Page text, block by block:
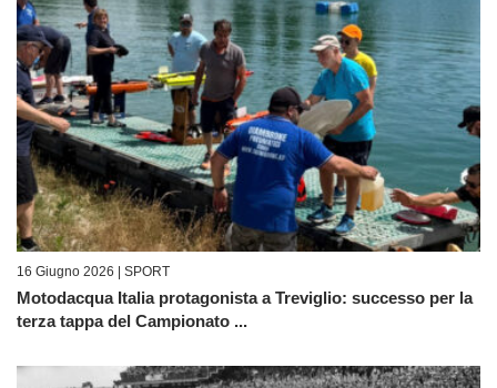
16 Giugno 2026 | SPORT
Motodacqua Italia protagonista a Treviglio: successo per la
terza tappa del Campionato ...